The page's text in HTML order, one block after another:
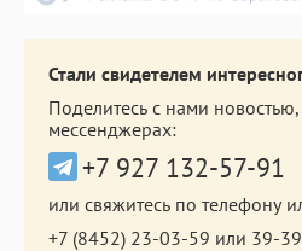
Стали свидетелем
Поделитесь с нами
мессенджерах:
+7 927 132-57-91
или свяжитесь по телефону
+7 (8452) 23-03-59 или 39-